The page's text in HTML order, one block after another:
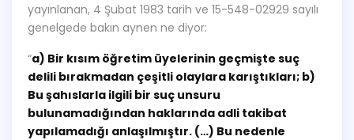
yayınlanan, 4 Şubat 1983 tarih ve 15-548-02929 sayılı
genelgede bakın aynen ne diyor:
“a) Bir kısım öğretim üyelerinin geçmişte suç
delili bırakmadan çeşitli olaylara karıştıkları; b)
Bu şahıslarla ilgili bir suç unsuru
bulunamadığından haklarında adli takibat
yapılamadığı anlaşılmıştır. (…) Bu nedenle